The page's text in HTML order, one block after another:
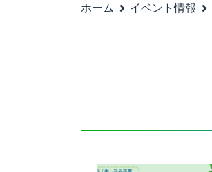
ホーム イベント情報